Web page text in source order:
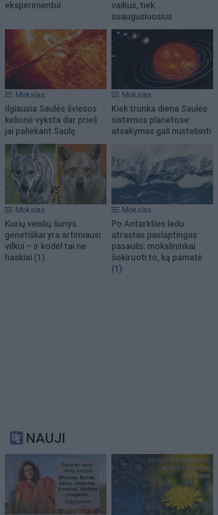
eksperimentui
vaikus, tiek
suaugusiuosius
Mokslas
Ilgiausia Saulės šviesos
kelionė vyksta dar prieš
jai paliekant Saulę
Mokslas
Kiek trunka diena Saulės
sistemos planetose:
atsakymas gali nustebinti
Mokslas
Kurių veislių šunys
genetiškai yra artimiausi
vilkui – ir kodėl tai ne
haskiai (1)
Mokslas
Po Antarkties ledu
atrastas paslaptingas
pasaulis: mokslininkai
šokiruoti to, ką pamatė
(1)
NAUJI